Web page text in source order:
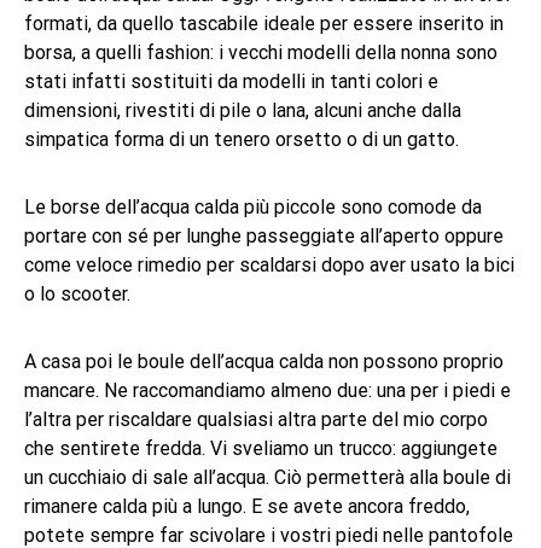
formati, da quello tascabile ideale per essere inserito in
borsa, a quelli fashion: i vecchi modelli della nonna sono
stati infatti sostituiti da modelli in tanti colori e
dimensioni, rivestiti di pile o lana, alcuni anche dalla
simpatica forma di un tenero orsetto o di un gatto.
Le borse dell’acqua calda più piccole sono comode da
portare con sé per lunghe passeggiate all’aperto oppure
come veloce rimedio per scaldarsi dopo aver usato la bici
o lo scooter.
A casa poi le boule dell’acqua calda non possono proprio
mancare. Ne raccomandiamo almeno due: una per i piedi e
l’altra per riscaldare qualsiasi altra parte del mio corpo
che sentirete fredda. Vi sveliamo un trucco: aggiungete
un cucchiaio di sale all’acqua. Ciò permetterà alla boule di
rimanere calda più a lungo. E se avete ancora freddo,
potete sempre far scivolare i vostri piedi nelle pantofole